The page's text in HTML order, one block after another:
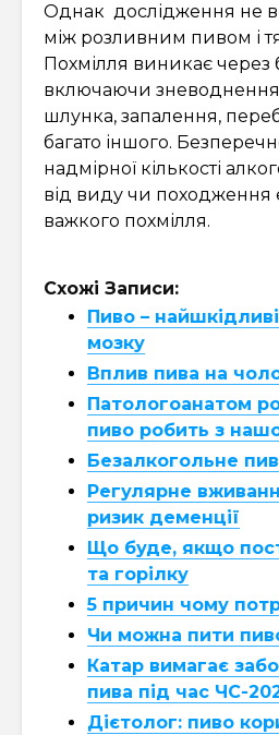
Однак дослідження не
між розливним пивом і
Похмілля виникає через
включаючи
шлунка, запалення,
багато іншого.
надмірної кількості
від виду чи
важкого похмілля.
Схожі Записи:
Пиво –
мозку
Вплив пива на
Патологоанатом
пиво робить з
Безалкогольне
Регулярне
ризик деменції
Що буде, якщо
та горілку
5 причин чому
Чи можна пити
Катар вимагає
пива під час ЧС-
Дієтолог: пиво